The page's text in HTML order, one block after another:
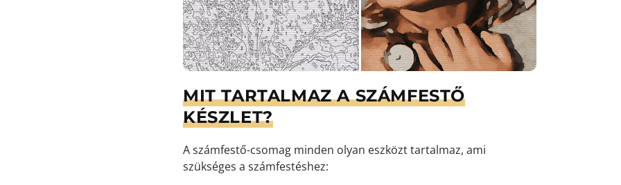
MIT TARTALMAZ A SZÁMFESTŐ
KÉSZLET?
A számfestő-csomag minden olyan eszközt tartalmaz, ami
szükséges a számfestéshez: